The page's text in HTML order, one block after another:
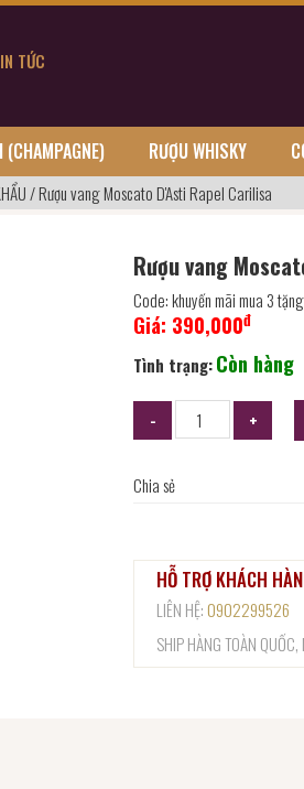
TỨC
(CHAMPAGNE) RƯỢU WHISKY
/Rượu vang Moscato D'Asti Rapel Carilisa
Rượu vang
Code: khuyến mãi mua 3
Giá: 390,000đ
Tình trạng:Còn hàng
Chia sẻ
HỖ TRỢ KHÁCH
LIÊN HỆ:0902299526
SHIP HÀNG TOÀN